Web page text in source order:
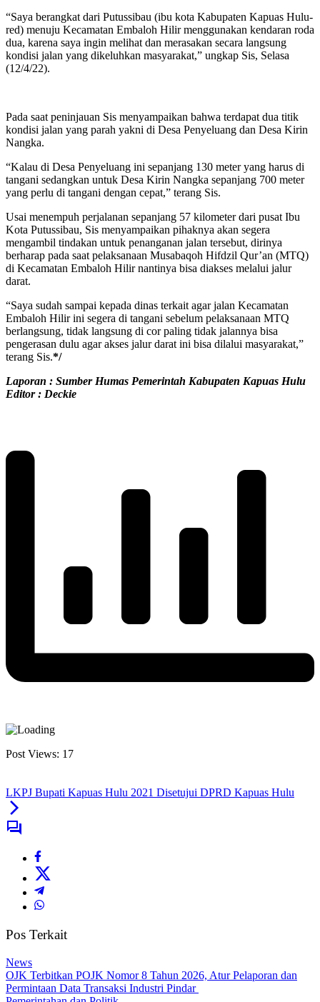
“Saya berangkat dari Putussibau (ibu kota Kabupaten Kapuas Hulu-
red) menuju Kecamatan Embaloh Hilir menggunakan kendaran roda
dua, karena saya ingin melihat dan merasakan secara langsung
kondisi jalan yang dikeluhkan masyarakat,” ungkap Sis, Selasa
(12/4/22).
Pada saat peninjauan Sis menyampaikan bahwa terdapat dua titik
kondisi jalan yang parah yakni di Desa Penyeluang dan Desa Kirin
Nangka.
“Kalau di Desa Penyeluang ini sepanjang 130 meter yang harus di
tangani sedangkan untuk Desa Kirin Nangka sepanjang 700 meter
yang perlu di tangani dengan cepat,” terang Sis.
Usai menempuh perjalanan sepanjang 57 kilometer dari pusat Ibu
Kota Putussibau, Sis menyampaikan pihaknya akan segera
mengambil tindakan untuk penanganan jalan tersebut, dirinya
berharap pada saat pelaksanaan Musabaqoh Hifdzil Qur’an (MTQ)
di Kecamatan Embaloh Hilir nantinya bisa diakses melalui jalur
darat.
“Saya sudah sampai kepada dinas terkait agar jalan Kecamatan
Embaloh Hilir ini segera di tangani sebelum pelaksanaan MTQ
berlangsung, tidak langsung di cor paling tidak jalannya bisa
pengerasan dulu agar akses jalur darat ini bisa dilalui masyarakat,”
terang Sis.*/
Laporan : Sumber Humas Pemerintah Kabupaten Kapuas Hulu
Editor : Deckie
Post Views: 17
LKPJ Bupati Kapuas Hulu 2021 Disetujui DPRD Kapuas Hulu
Pos Terkait
News
OJK Terbitkan POJK Nomor 8 Tahun 2026, Atur Pelaporan dan
Permintaan Data Transaksi Industri Pindar